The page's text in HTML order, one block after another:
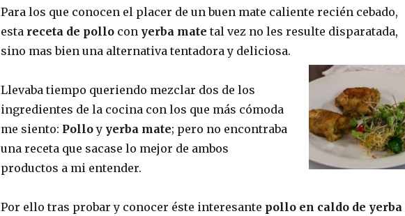
Para los que conocen el placer de un buen mate caliente recién cebado,
esta receta de pollocon yerba mate tal vez no les resulte disparatada,
sino mas bien una alternativa tentadora y deliciosa.
Llevaba tiempo queriendo mezclar dos de los
ingredientes de la cocina con los que más cómoda
me siento: Polloy yerba mate; pero no encontraba
una receta que sacase lo mejor de ambos
productos a mi entender.
Por ello tras probar y conocer éste interesante pollo en caldo de yerba